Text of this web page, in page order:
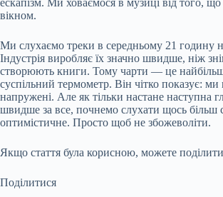
вікном.
Ми слухаємо треки в середньому 21 годину
Індустрія виробляє їх значно швидше, ніж
створюють книги. Тому чарти — це
суспільний термометр. Він чітко показує: ми
напружені. Але як тільки настане наступна
швидше за все, почнемо слухати щось більш
оптимістичне. Просто щоб не збожеволіти.
Якщо стаття була корисною, можете
Поділитися